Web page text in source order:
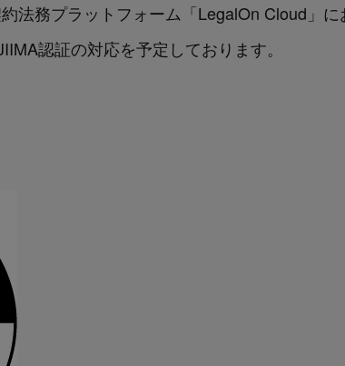
法務プラットフォーム「LegalOn Cloud」
認証の対応を予定しております。